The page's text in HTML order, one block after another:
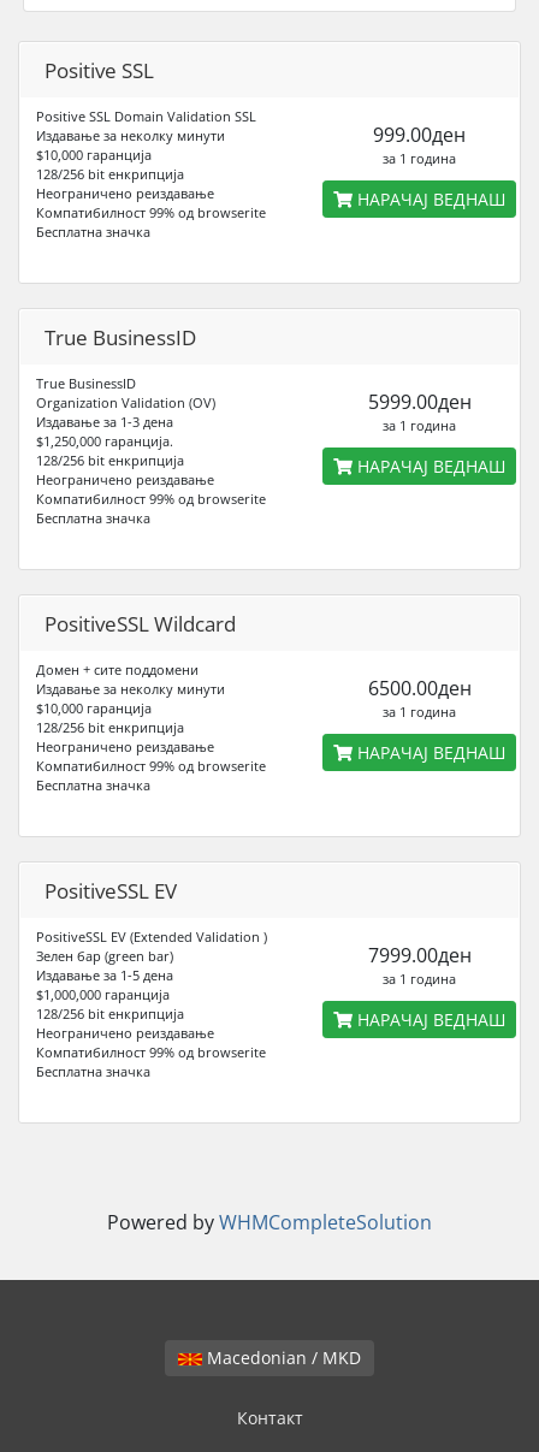
Positive SSL
Positive SSL Domain Validation SSL
Издавање за неколку минути
$10,000 гаранција
128/256 bit енкрипција
Неограниченo реиздавање
Компатибилност 99% од browserite
Бесплатна значка
999.00ден
за 1 година
НАРАЧАЈ ВЕДНАШ
True BusinessID
True BusinessID
Organization Validation (OV)
Издавање за 1-3 дена
$1,250,000 гаранција.
128/256 bit енкрипција
Неограниченo реиздавање
Компатибилност 99% од browserite
Бесплатна значка
5999.00ден
за 1 година
НАРАЧАЈ ВЕДНАШ
PositiveSSL Wildcard
Домен + сите поддомени
Издавање за неколку минути
$10,000 гаранција
128/256 bit енкрипција
Неограниченo реиздавање
Компатибилност 99% од browserite
Бесплатна значка
6500.00ден
за 1 година
НАРАЧАЈ ВЕДНАШ
PositiveSSL EV
PositiveSSL EV (Extended Validation )
Зелен бар (green bar)
Издавање за 1-5 дена
$1,000,000 гаранција
128/256 bit енкрипција
Неограниченo реиздавање
Компатибилност 99% од browserite
Бесплатна значка
7999.00ден
за 1 година
НАРАЧАЈ ВЕДНАШ
Powered byWHMCompleteSolution
Macedonian / MKD
Контакт